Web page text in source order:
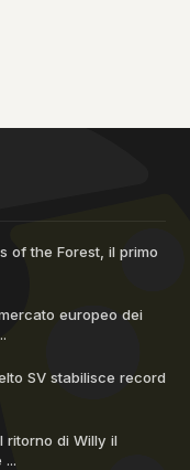
of the Forest, il primo
europeo dei
SV stabilisce record
ritorno di Willy il